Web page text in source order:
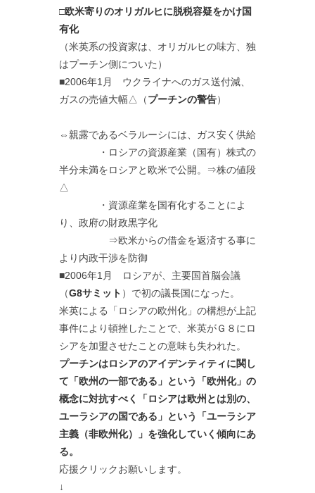
□欧米寄りのオリガルヒに脱税容疑をかけ国
有化
（米英系の投資家は、オリガルヒの味方、独
はプーチン側についた）
■2006年1月 ウクライナへのガス送付減、
ガスの売値大幅△（プーチンの警告）
⇔親露であるベラルーシには、ガス安く供給
・ロシアの資源産業（国有）株式の
半分未満をロシアと欧米で公開。⇒株の値段
△
・資源産業を国有化することによ
り、政府の財政黒字化
⇒欧米からの借金を返済する事に
より内政干渉を防御
■2006年1月 ロシアが、主要国首脳会議
（G8サミット ）で初の議長国になった。
米英による「ロシアの欧州化」の構想が上記
事件により頓挫したことで、米英がＧ８にロ
シアを加盟させたことの意味も失われた。
プーチンはロシアのアイデンティティに関し
て「欧州の一部である」という「欧州化」の
概念に対抗すべく「ロシアは欧州とは別の、
ユーラシアの国である」という「ユーラシア
主義（非欧州化）」を強化していく傾向にあ
る。
応援クリックお願いします。
↓